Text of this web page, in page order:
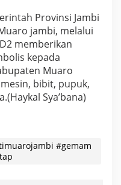
Provinsi Jambi
jambi, melalui
memberikan
kepada
Muaro
bibit, pupuk,
Sya’bana)
#gemam